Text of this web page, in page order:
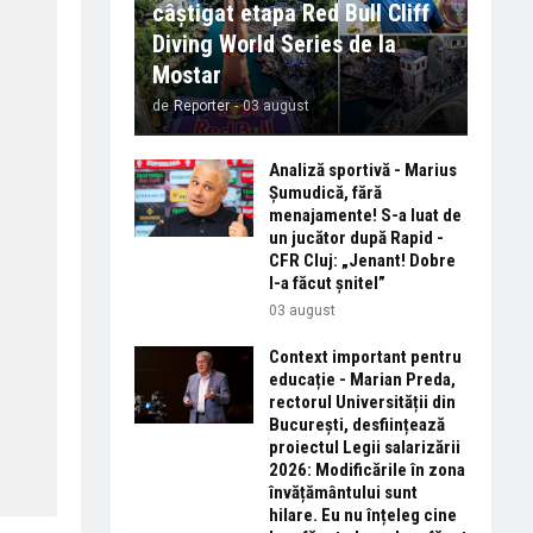
câștigat etapa Red Bull Cliff
Diving World Series de la
Mostar
de Reporter - 03 august
Analiză sportivă - Marius
Șumudică, fără
menajamente! S-a luat de
un jucător după Rapid -
CFR Cluj: „Jenant! Dobre
l-a făcut șnitel”
03 august
Context important pentru
educație - Marian Preda,
rectorul Universității din
București, desființează
proiectul Legii salarizării
2026: Modificările în zona
învățământului sunt
hilare. Eu nu înțeleg cine